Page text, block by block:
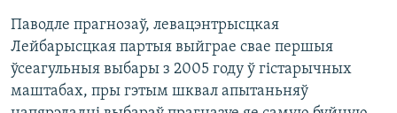
Паводле прагнозаў, левацэнтрысцкая
Лейбарысцкая партыя выйграе свае першыя
ўсеагульныя выбары з 2005 году ў гістарычных
маштабах, пры гэтым шквал апытаньняў